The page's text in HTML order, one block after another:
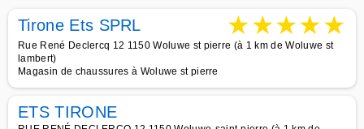
Tirone Ets SPRL ★★★★★
Rue René Declercq 12 1150 Woluwe st pierre (à 1 km de Woluwe st
lambert)
Magasin de chaussures à Woluwe st pierre
ETS TIRONE